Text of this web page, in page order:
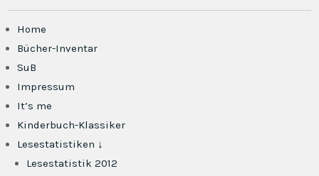
Home
Bücher-Inventar
SuB
Impressum
It’s me
Kinderbuch-Klassiker
Lesestatistiken ↓
Lesestatistik 2012